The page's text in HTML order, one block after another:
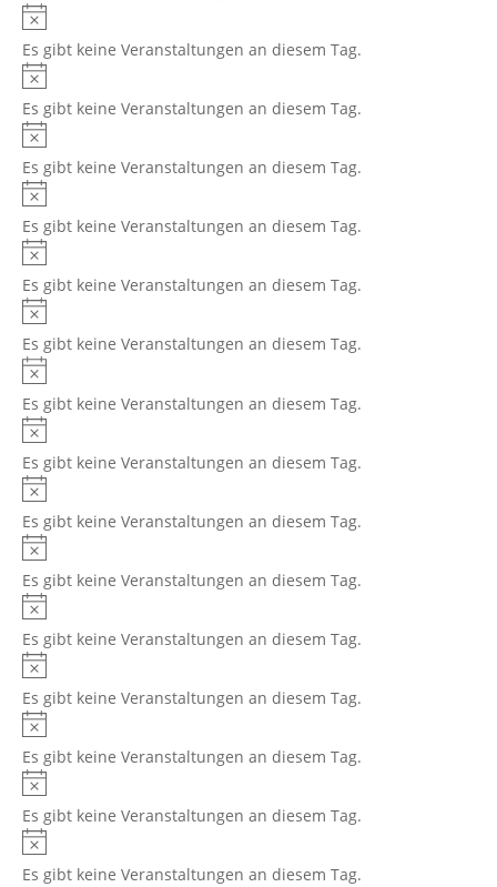
Hinweis
Es gibt keine Veranstaltungen an diesem Tag.
Hinweis
Es gibt keine Veranstaltungen an diesem Tag.
Hinweis
Es gibt keine Veranstaltungen an diesem Tag.
Hinweis
Es gibt keine Veranstaltungen an diesem Tag.
Hinweis
Es gibt keine Veranstaltungen an diesem Tag.
Hinweis
Es gibt keine Veranstaltungen an diesem Tag.
Hinweis
Es gibt keine Veranstaltungen an diesem Tag.
Hinweis
Es gibt keine Veranstaltungen an diesem Tag.
Hinweis
Es gibt keine Veranstaltungen an diesem Tag.
Hinweis
Es gibt keine Veranstaltungen an diesem Tag.
Hinweis
Es gibt keine Veranstaltungen an diesem Tag.
Hinweis
Es gibt keine Veranstaltungen an diesem Tag.
Hinweis
Es gibt keine Veranstaltungen an diesem Tag.
Hinweis
Es gibt keine Veranstaltungen an diesem Tag.
Hinweis
Es gibt keine Veranstaltungen an diesem Tag.